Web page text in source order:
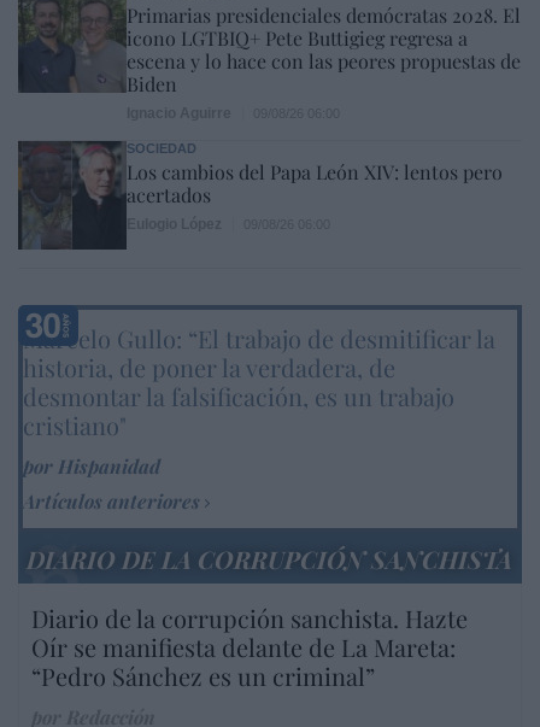
Primarias presidenciales demócratas 2028. El
icono LGTBIQ+ Pete Buttigieg regresa a
escena y lo hace con las peores propuestas de
Biden
SOCIEDAD
Los cambios del Papa León XIV: lentos pero
acertados
Marcelo Gullo: “El trabajo de desmitificar la
historia, de poner la verdadera, de
desmontar la falsificación, es un trabajo
cristiano"
por Hispanidad
Artículos anteriores
DIARIO DE LA CORRUPCIÓN SANCHISTA
Diario de la corrupción sanchista. Hazte
Oír se manifiesta delante de La Mareta:
“Pedro Sánchez es un criminal”